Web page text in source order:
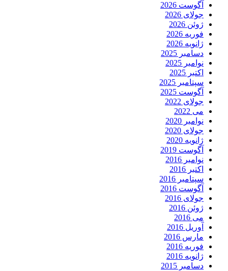
آگوست 2026
جولای 2026
ژوئن 2026
فوریه 2026
ژانویه 2026
دسامبر 2025
نوامبر 2025
اکتبر 2025
سپتامبر 2025
آگوست 2025
جولای 2022
می 2022
نوامبر 2020
جولای 2020
ژانویه 2020
آگوست 2019
نوامبر 2016
اکتبر 2016
سپتامبر 2016
آگوست 2016
جولای 2016
ژوئن 2016
می 2016
آوریل 2016
مارس 2016
فوریه 2016
ژانویه 2016
دسامبر 2015